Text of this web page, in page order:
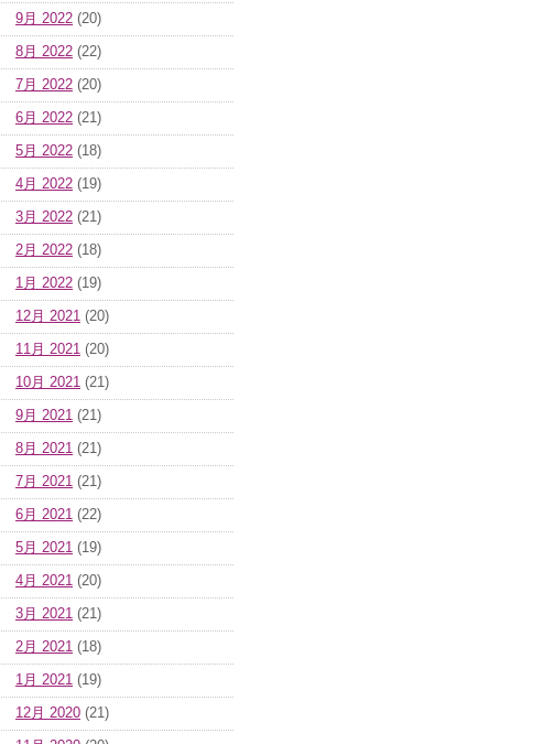
9月 2022 (20)
8月 2022 (22)
7月 2022 (20)
6月 2022 (21)
5月 2022 (18)
4月 2022 (19)
3月 2022 (21)
2月 2022 (18)
1月 2022 (19)
12月 2021 (20)
11月 2021 (20)
10月 2021 (21)
9月 2021 (21)
8月 2021 (21)
7月 2021 (21)
6月 2021 (22)
5月 2021 (19)
4月 2021 (20)
3月 2021 (21)
2月 2021 (18)
1月 2021 (19)
12月 2020 (21)